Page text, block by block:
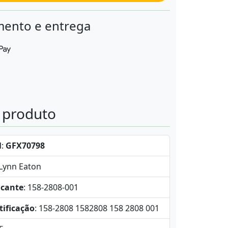
e entrega
: GFX70798
Eaton
: 158-2808-001
: 158-2808 1582808 158 2808 001